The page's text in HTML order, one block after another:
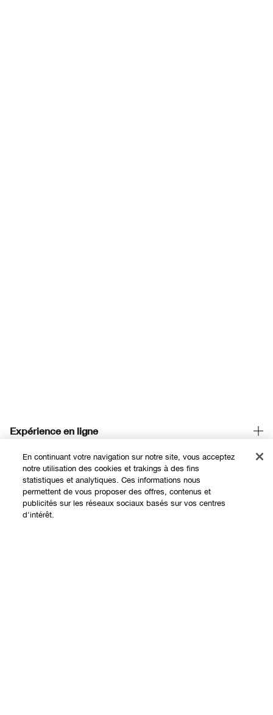
Expérience en ligne
Offres
Points de Vente
Programme de Fidélité
En continuant votre navigation sur notre site, vous acceptez
notre utilisation des cookies et trakings à des fins
statistiques et analytiques. Ces informations nous
permettent de vous proposer des offres, contenus et
publicités sur les réseaux sociaux basés sur vos centres
d'intérêt.